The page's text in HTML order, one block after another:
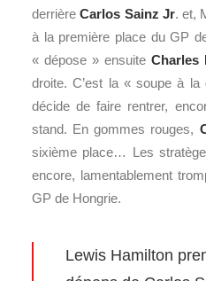
derrièreCarlos Sainz Jr. et,
à la première place du GP
« dépose » ensuite Charles
droite. C’est la « soupe à
décide de faire rentrer,
stand. En gommes rouges,
sixième place… Les
encore, lamentablement
GP de Hongrie.
Lewis Hamilton